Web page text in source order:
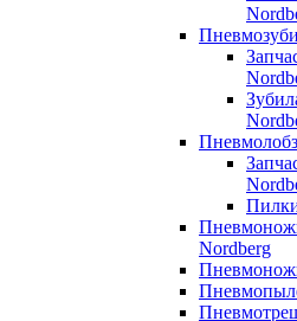
Nordberg